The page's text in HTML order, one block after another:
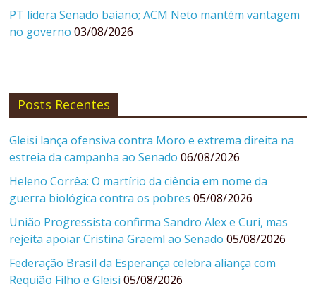
PT lidera Senado baiano; ACM Neto mantém vantagem
no governo 03/08/2026
Posts Recentes
Gleisi lança ofensiva contra Moro e extrema direita na
estreia da campanha ao Senado 06/08/2026
Heleno Corrêa: O martírio da ciência em nome da
guerra biológica contra os pobres 05/08/2026
União Progressista confirma Sandro Alex e Curi, mas
rejeita apoiar Cristina Graeml ao Senado 05/08/2026
Federação Brasil da Esperança celebra aliança com
Requião Filho e Gleisi 05/08/2026